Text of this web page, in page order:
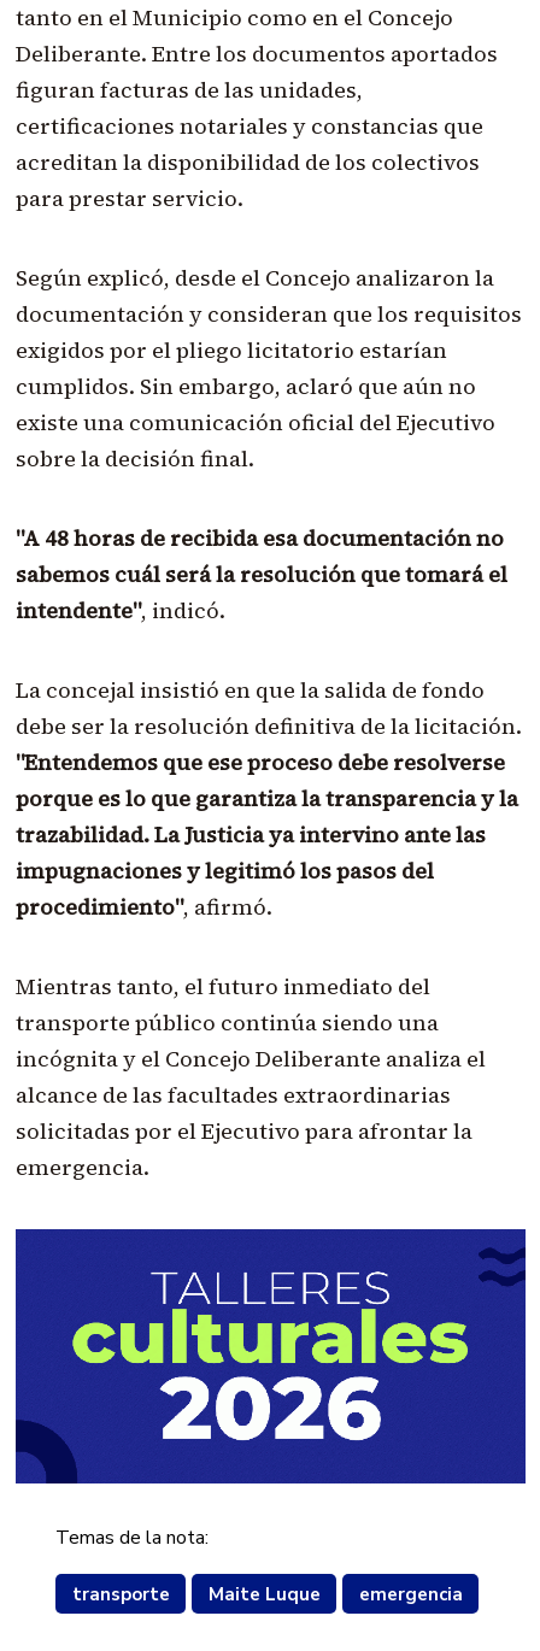
tanto en el Municipio como en el Concejo
Deliberante. Entre los documentos aportados
figuran facturas de las unidades,
certificaciones notariales y constancias que
acreditan la disponibilidad de los colectivos
para prestar servicio.
Según explicó, desde el Concejo analizaron la
documentación y consideran que los requisitos
exigidos por el pliego licitatorio estarían
cumplidos. Sin embargo, aclaró que aún no
existe una comunicación oficial del Ejecutivo
sobre la decisión final.
"A 48 horas de recibida esa documentación no
sabemos cuál será la resolución que tomará el
intendente", indicó.
La concejal insistió en que la salida de fondo
debe ser la resolución definitiva de la licitación.
"Entendemos que ese proceso debe resolverse
porque es lo que garantiza la transparencia y la
trazabilidad. La Justicia ya intervino ante las
impugnaciones y legitimó los pasos del
procedimiento", afirmó.
Mientras tanto, el futuro inmediato del
transporte público continúa siendo una
incógnita y el Concejo Deliberante analiza el
alcance de las facultades extraordinarias
solicitadas por el Ejecutivo para afrontar la
emergencia.
Temas de la nota:
transporte Maite Luque emergencia